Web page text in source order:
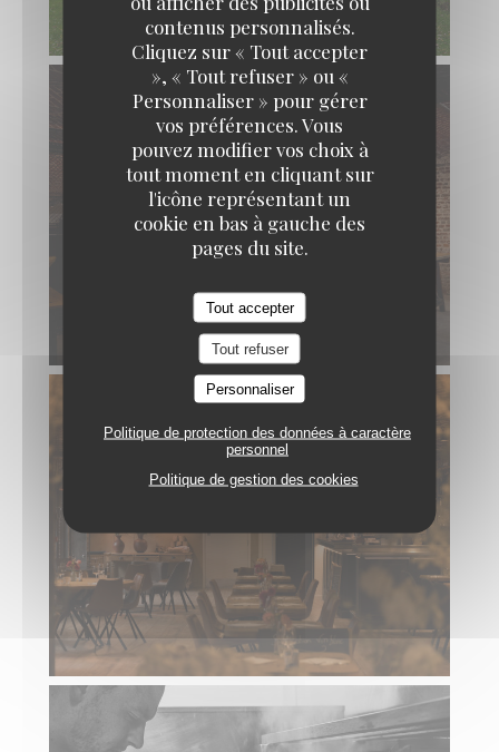
contenus personnalisés.
Cliquez sur « Tout accepter
», « Tout refuser » ou «
Personnaliser » pour gérer
vos préférences. Vous
pouvez modifier vos choix à
tout moment en cliquant sur
l'icône représentant un
cookie en bas à gauche des
pages du site.
Tout accepter
Tout refuser
Personnaliser
Politique de protection des données à caractère
personnel
Politique de gestion des cookies
BELGRANGE restaurant